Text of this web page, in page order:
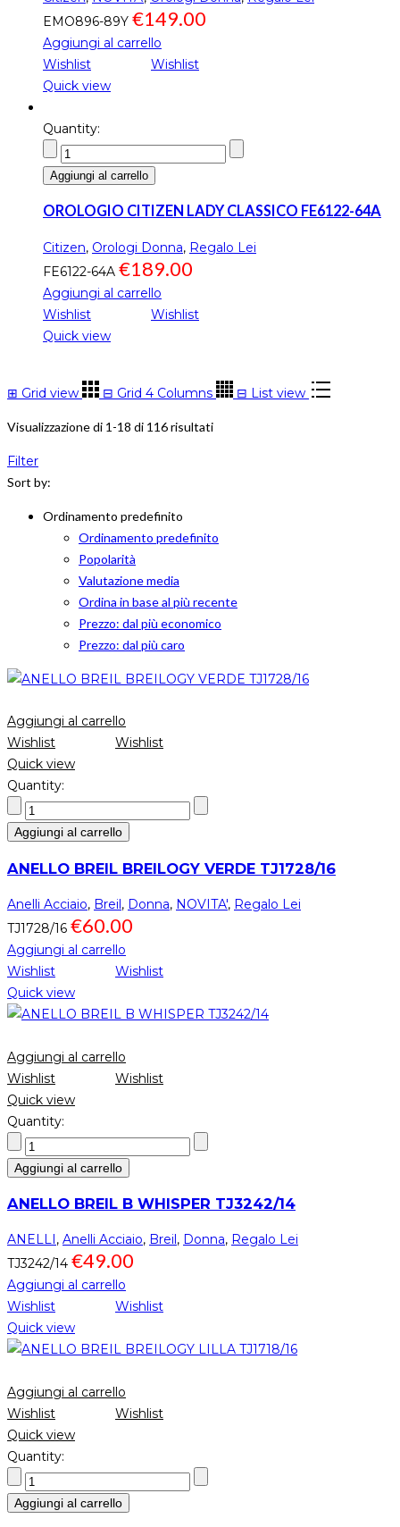
EMO896-89Y €149.00
Aggiungi al carrello
Wishlist
Wishlist
Quick view
Quantity:
Aggiungi al carrello
OROLOGIO CITIZEN LADY CLASSICO FE6122-64A
Citizen, Orologi Donna, Regalo Lei
FE6122-64A €189.00
Aggiungi al carrello
Wishlist
Wishlist
Quick view
⊞ Grid view ⊟ Grid 4 Columns ⊟ List view
Visualizzazione di 1-18 di 116 risultati
Filter
Sort by:
Ordinamento predefinito
Ordinamento predefinito
Popolarità
Valutazione media
Ordina in base al più recente
Prezzo: dal più economico
Prezzo: dal più caro
Aggiungi al carrello
Wishlist
Wishlist
Quick view
Quantity:
Aggiungi al carrello
ANELLO BREIL BREILOGY VERDE TJ1728/16
Anelli Acciaio, Breil, Donna, NOVITA', Regalo Lei
TJ1728/16 €60.00
Aggiungi al carrello
Wishlist
Wishlist
Quick view
Aggiungi al carrello
Wishlist
Wishlist
Quick view
Quantity:
Aggiungi al carrello
ANELLO BREIL B WHISPER TJ3242/14
ANELLI , Anelli Acciaio, Breil , Donna, Regalo Lei
TJ3242/14 €49.00
Aggiungi al carrello
Wishlist
Wishlist
Quick view
Aggiungi al carrello
Wishlist
Wishlist
Quick view
Quantity:
Aggiungi al carrello